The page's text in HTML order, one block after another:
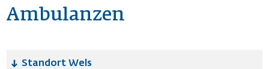
Ambulanzen
Standort Wels